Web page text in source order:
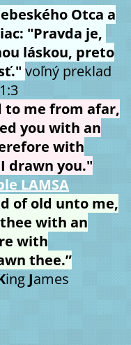
Otca a
"Pravda je,
láskou, preto
voľný preklad
to me from afar,
you with an
with
drawn you."
LAMSA
of old unto me,
with an
with
thee.”
ingJames